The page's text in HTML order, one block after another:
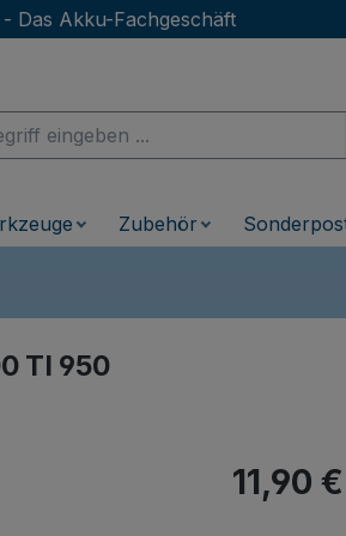
Das Akku-Fachgeschäft
Zubehör
TI 950
Regulärer
11,90 €